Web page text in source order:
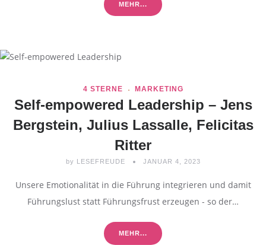
MEHR...
4 STERNE MARKETING
Self-empowered Leadership – Jens
Bergstein, Julius Lassalle, Felicitas
Ritter
by LESEFREUDE JANUAR 4, 2023
Unsere Emotionalität in die Führung integrieren und damit
Führungslust statt Führungsfrust erzeugen - so der…
MEHR...